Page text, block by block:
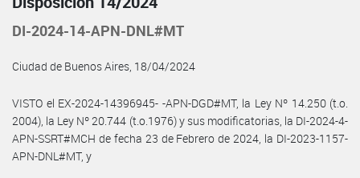
DI-2024-14-APN-DNL#MT
Ciudad de Buenos Aires, 18/04/2024
VISTO el EX-2024-14396945- -APN-DGD#MT, la Ley Nº 14.250 (t.o.
2004), la Ley Nº 20.744 (t.o.1976) y sus modificatorias, la DI-2024-4-
APN-SSRT#MCH de fecha 23 de Febrero de 2024, la DI-2023-1157-
APN-DNL#MT, y